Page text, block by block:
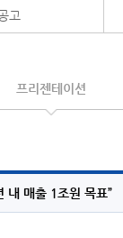
고
프리젠테이션
내 매출 1조원 목표”